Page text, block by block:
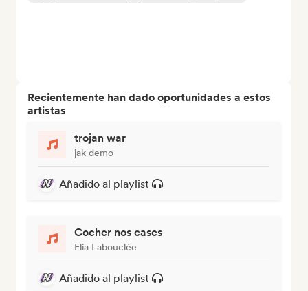
Recientemente han dado oportunidades a estos
artistas
trojan war
jak demo
Añadido al playlist
Cocher nos cases
Elia Labouclée
Añadido al playlist